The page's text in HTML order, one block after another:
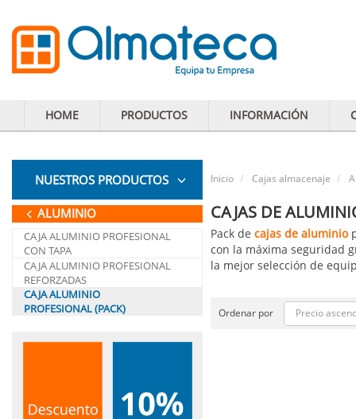
HOME PRODUCTOS INFORMACIÓN
NUESTROS PRODUCTOS
ALUMINIO
CAJA ALUMINIO PROFESIONAL
CON TAPA
CAJA ALUMINIO PROFESIONAL
REFORZADAS
CAJA ALUMINIO
PROFESIONAL (PACK)
Inicio Cajas almacenaje
CAJAS DE
Pack de cajas de aluminio
con la máxima seguridad
la mejor selección de
Ordenar por Precio